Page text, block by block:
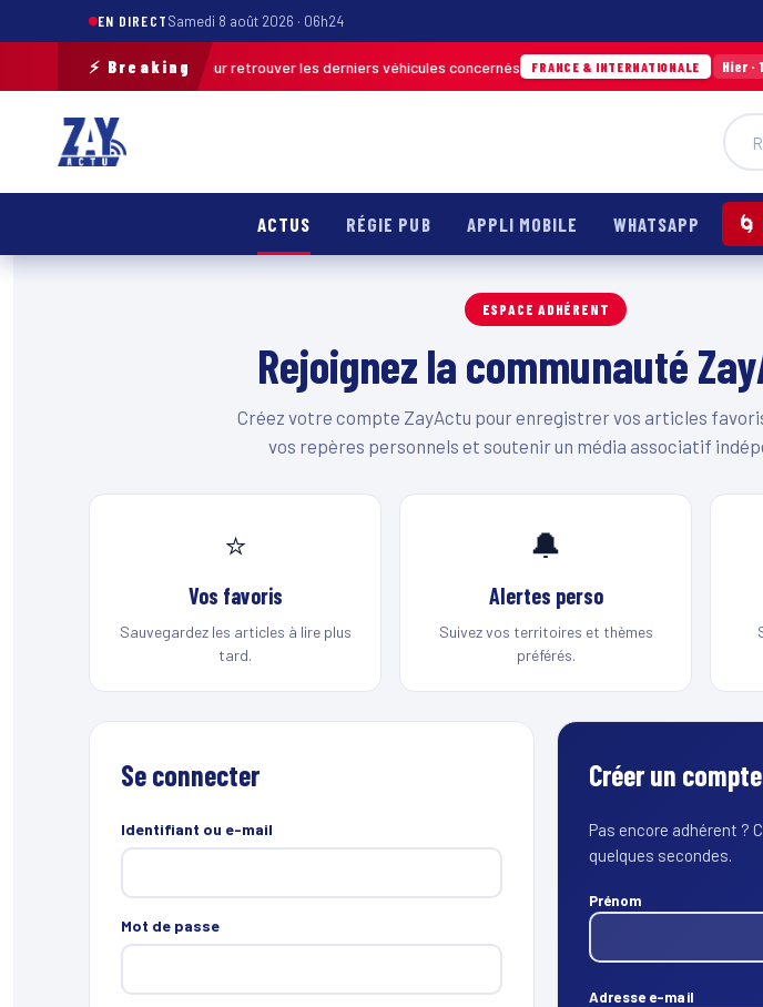
EN DIRECTSamedi 8 août 2026 · 06h24
⚡ Breaking
opération de terrain pour retrouver les derniers véhicules concernés FRANCE & INTERNATIONALE Hier ·
ACTUS RÉGIE PUB APPLI MOBILE WHATSAPP 🌀
ESPACE ADHÉRENT
Rejoignez la communauté
Créez votre compte ZayActu pour enregistrer vos articles
vos repères personnels et soutenir un média associatif
⭐
Vos favoris
Sauvegardez les articles à lire plus
tard.
🔔
Alertes perso
Suivez vos territoires et thèmes
préférés.
Se connecter
Identifiant ou e-mail
Mot de passe
Créer un compte
Pas encore adhérent ?
quelques secondes.
Prénom
Adresse e-mail